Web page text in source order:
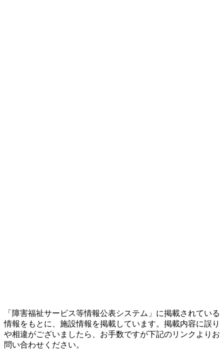
「障害福祉サービス等情報公表システム」に掲載されている
情報をもとに、施設情報を掲載しています。掲載内容に誤り
や相違がございましたら、お手数ですが下記のリンクよりお
問い合わせください。